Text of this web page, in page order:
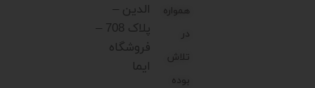
همواره
در
تلاش
بوده
الدین –
پلاک 708 –
فروشگاه
ایما